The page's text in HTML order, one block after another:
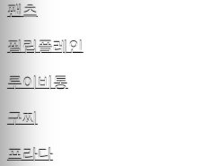
팬츠
필립플레인
루이비통
구찌
프라다